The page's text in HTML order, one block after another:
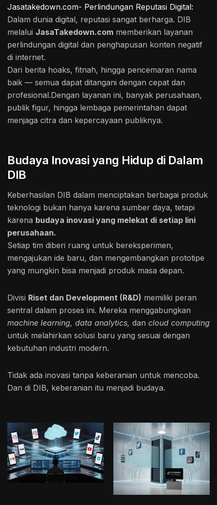
Jasatakedown.com- Perlindungan Reputasi Digital:
Dalam dunia digital, reputasi sangat berharga. DIB
melalui JasaTakedown.com memberikan layanan
perlindungan digital dan penghapusan konten negatif
di internet.
Dari berita hoaks, fitnah, hingga pencemaran nama
baik — semua dapat ditangani dengan cepat dan
profesional.Dengan layanan ini, banyak perusahaan,
publik figur, hingga lembaga pemerintahan dapat
menjaga citra dan kepercayaan publiknya.
Budaya Inovasi yang Hidup di Dalam
DIB
Keberhasilan DIB dalam menciptakan berbagai produk
teknologi bukan hanya karena sumber daya, tetapi
karena budaya inovasi yang melekat di setiap lini
perusahaan.
Setiap tim diberi ruang untuk bereksperimen,
mengajukan ide baru, dan mengembangkan prototipe
yang mungkin bisa menjadi produk masa depan.
Divisi Riset dan Development (R&D) memiliki peran
sentral dalam proses ini. Mereka menggabungkan
machine learning, data analytics, dan cloud computing
untuk melahirkan solusi baru yang sesuai dengan
kebutuhan industri modern.
Tidak ada inovasi tanpa keberanian untuk mencoba.
Dan di DIB, keberanian itu menjadi budaya.